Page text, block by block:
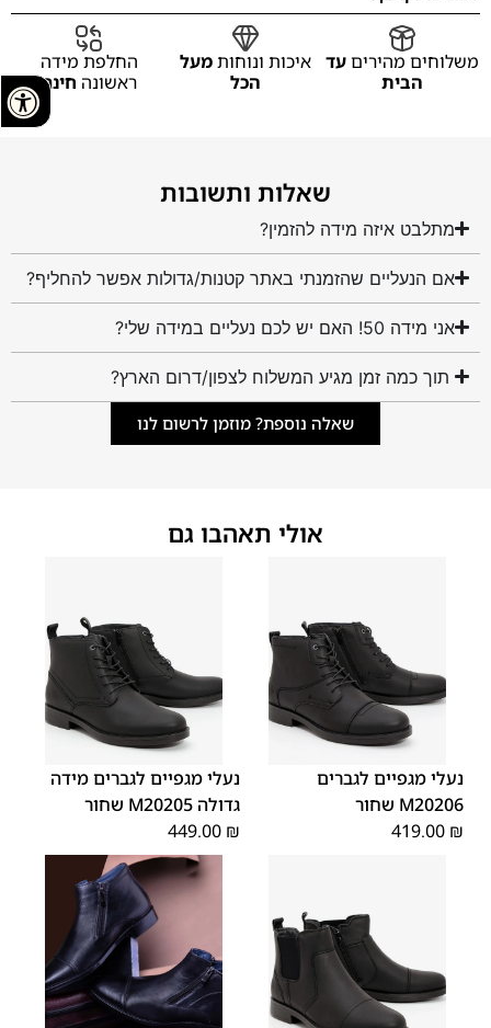
משלוחים מהיריםעד
הבית
איכות ונוחותמעל
הכל
החלפת מידה
ראשונה חינם
שאלות ותשובות
מתלבט איזה מידה להזמין?
אם הנעליים שהזמנתי באתר קטנות/גדולות אפשר להחליף?
אני מידה 50! האם יש לכם נעליים במידה שלי?
תוך כמה זמן מגיע המשלוח לצפון/דרום הארץ?
שאלה נוספת? מוזמן לרשום לנו
אולי תאהבו גם
40
41
42
43
44
נעלי מגפיים לגברים
M20206 שחור
419.00 ₪
נעלי מגפיים לגברים מידה
גדולה M20205 שחור
449.00 ₪